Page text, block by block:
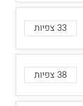
33 צפיות
38 צפיות